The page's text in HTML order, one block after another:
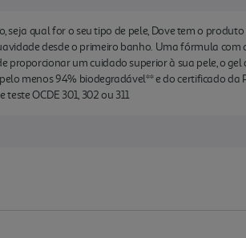
seja qual for o seu tipo de pele, Dove tem o
desde o primeiro banho. Uma fórmula com
proporcionar um cuidado superior à sua pele, o
menos 94% biodegradável** e do certificado
OCDE 301, 302 ou 311